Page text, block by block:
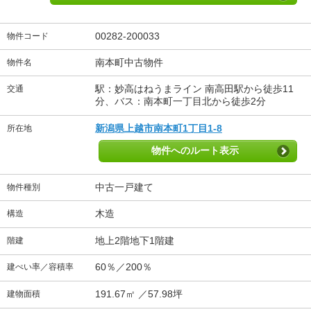
物件コード 00282-200033
物件名 南本町中古物件
交通
駅：妙高はねうまライン 南高田駅から徒歩11
分、バス：南本町一丁目北から徒歩2分
所在地 新潟県上越市南本町1丁目1-8
物件へのルート表示
物件種別 中古一戸建て
構造 木造
階建 地上2階地下1階建
建ぺい率／容積率 60％／200％
建物面積 191.67㎡ ／57.98坪